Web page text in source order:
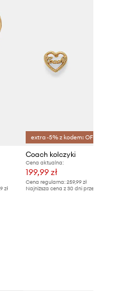
zł
extra -5% z kodem: OFF*
Coach kolczyki
Cena aktualna:
199,99 zł
Cena regularna: 259,99 zł
Najniższa cena z 30 dni przed obniżką: